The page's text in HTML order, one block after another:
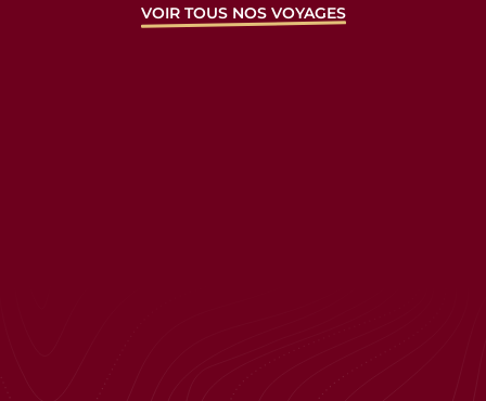
VOIR TOUS NOS VOYAGES